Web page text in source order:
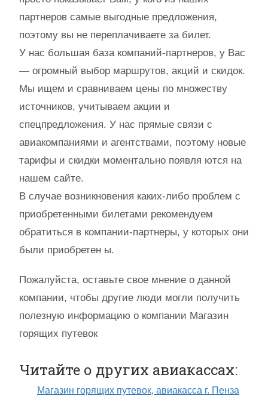
партнеров самые выгодные предложения,
поэтому вы не переплачиваете за билет.
У нас большая база компаний-партнеров, у Вас
— огромный выбор маршрутов, акций и скидок.
Мы ищем и сравниваем цены по множеству
источников, учитываем акции и
спецпредложения. У нас прямые связи с
авиакомпаниями и агентствами, поэтому новые
тарифы и скидки моментально появля ются на
нашем сайте.
В случае возникновения каких-либо проблем с
приобретенными билетами рекомендуем
обратиться в компании-партнеры, у которых они
были приобретен ы.
Пожалуйста, оставьте свое мнение о данной
компании, чтобы другие люди могли получить
полезную информацию о компании Магазин
горящих путевок
Читайте о других авиакассах:
Магазин горящих путевок, авиакасса г. Пенза